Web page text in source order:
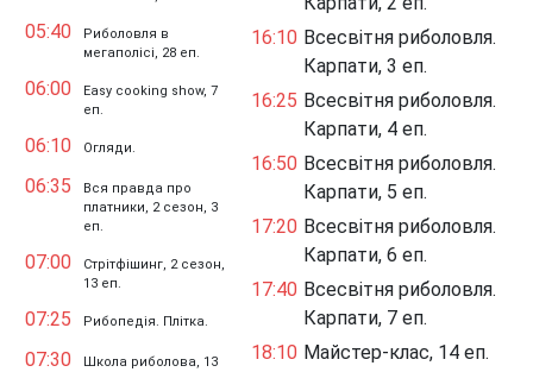
05:40
Риболовля в
мегаполісі, 28 еп.
06:00
Easy cooking show, 7
еп.
06:10 Огляди.
06:35
Вся правда про
платники, 2 сезон, 3
еп.
07:00
Стрітфішинг, 2 сезон,
13 еп.
07:25 Рибопедія. Плітка.
07:30
Школа риболова, 13
16:10 Всесвітня риболовля.
Карпати, 3 еп.
16:25 Всесвітня риболовля.
Карпати, 4 еп.
16:50 Всесвітня риболовля.
Карпати, 5 еп.
17:20 Всесвітня риболовля.
Карпати, 6 еп.
17:40 Всесвітня риболовля.
Карпати, 7 еп.
18:10 Майстер-клас, 14 еп.